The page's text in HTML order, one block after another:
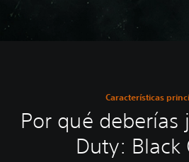
Características
Por qué deberías
Duty: Black